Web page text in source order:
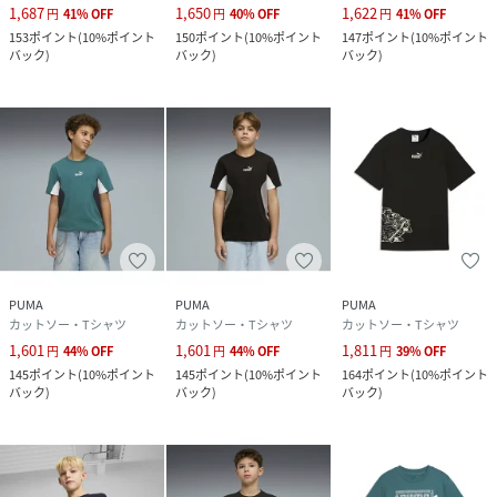
1,687円 41%OFF
153ポイント(10%ポイント
バック)
1,650円 40%OFF
150ポイント(10%ポイント
バック)
1,622 円 41%OFF
147ポイント(10%ポイント
バック)
PUMA
カットソー・Tシャツ
1,601円 44%OFF
145ポイント(10%ポイント
バック)
PUMA
カットソー・Tシャツ
1,601円 44%OFF
145ポイント(10%ポイント
バック)
PUMA
カットソー・Tシャツ
1,811円 39%OFF
164ポイント(10%ポイント
バック)